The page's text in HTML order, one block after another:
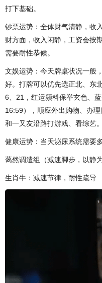
打下基础。
钞票运势：全体财气清静，收
财方面，收入闲静，工资会按
需要耐性恭候。
文娱运势：今天牌桌状况一般
好。打牌可以优先选正北、东
6、21，红运颜料保举玄色、
16:59），顺应外出购物、办
和一又友沿路打游戏、看综艺。
健康运势：当天泌尿系统需要多
蔼然调遣组（减速脚步，以静为
生肖牛：减速节律，耐性疏导